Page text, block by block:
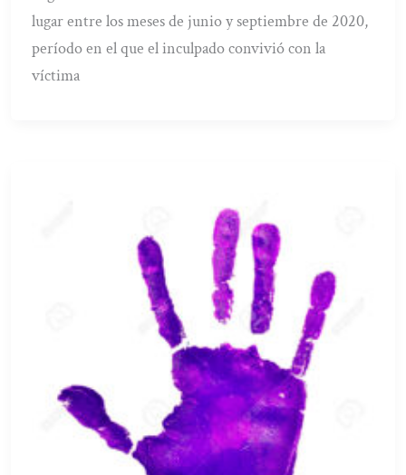
lugar entre los meses de junio y septiembre de 2020,
período en el que el inculpado convivió con la
víctima